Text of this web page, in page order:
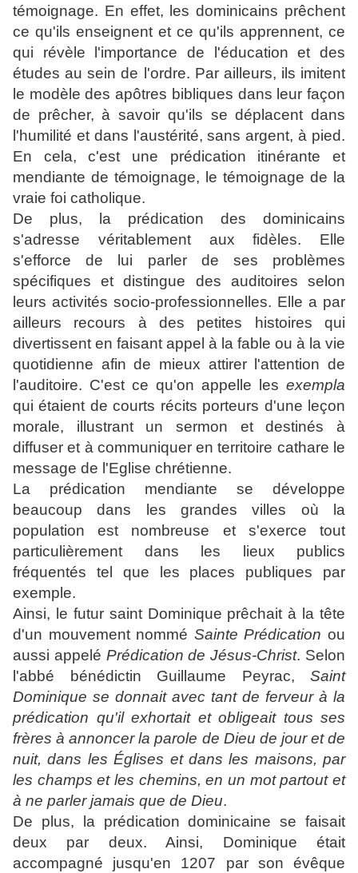
témoignage. En effet, les dominicains prêchent
ce qu'ils enseignent et ce qu'ils apprennent, ce
qui révèle l'importance de l'éducation et des
études au sein de l'ordre. Par ailleurs, ils imitent
le modèle des apôtres bibliques dans leur façon
de prêcher, à savoir qu'ils se déplacent dans
l'humilité et dans l'austérité, sans argent, à pied.
En cela, c'est une prédication itinérante et
mendiante de témoignage, le témoignage de la
vraie foi catholique.
De plus, la prédication des dominicains
s'adresse véritablement aux fidèles. Elle
s'efforce de lui parler de ses problèmes
spécifiques et distingue des auditoires selon
leurs activités socio-professionnelles. Elle a par
ailleurs recours à des petites histoires qui
divertissent en faisant appel à la fable ou à la vie
quotidienne afin de mieux attirer l'attention de
l'auditoire. C'est ce qu'on appelle les exempla
qui étaient de courts récits porteurs d'une leçon
morale, illustrant un sermon et destinés à
diffuser et à communiquer en territoire cathare le
message de l'Eglise chrétienne.
La prédication mendiante se développe
beaucoup dans les grandes villes où la
population est nombreuse et s'exerce tout
particulièrement dans les lieux publics
fréquentés tel que les places publiques par
exemple.
Ainsi, le futur saint Dominique prêchait à la tête
d'un mouvement nommé Sainte Prédication ou
aussi appelé Prédication de Jésus-Christ. Selon
l'abbé
bénédictin Guillaume Peyrac, Saint
Dominique se donnait avec tant de ferveur à la
prédication qu'il exhortait et obligeait tous ses
frères à annoncer la parole de Dieu de jour et de
nuit, dans les Églises et dans les maisons, par
les champs et les chemins, en un mot partout et
à ne parler jamais que de Dieu.
De plus, la prédication dominicaine se faisait
deux par deux. Ainsi, Dominique était
accompagné jusqu'en 1207 par son évêque